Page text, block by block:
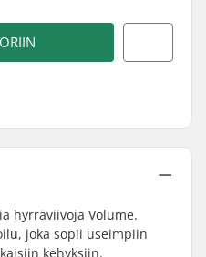
hyrräviivoja Volume.
joka sopii useimpiin
kehyksiin.